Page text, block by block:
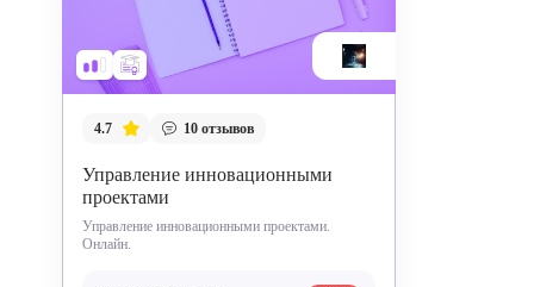
4.7 10 отзывов
Управление инновационными
проектами
Управление инновационными проектами.
Онлайн.